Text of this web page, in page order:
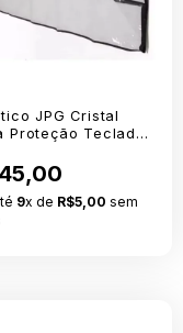
JPG Cristal
Proteção Teclado
9x de R$5,00 sem